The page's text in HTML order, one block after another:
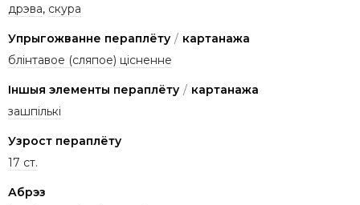
дрэва, скура
Упрыгожванне пераплёту / картанажа
блінтавое (сляпое) цісненне
Іншыя элементы пераплёту / картанажа
зашпількі
Узрост пераплёту
17 ст.
Абрэз